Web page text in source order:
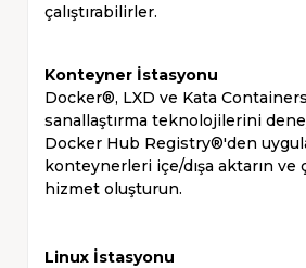
çalıştırabilirler.
Konteyner İstasyonu
Docker®, LXD ve Kata
sanallaştırma teknolojilerini
Docker Hub Registry®'den
konteynerleri içe/dışa aktarın ve
hizmet oluşturun.
Linux İstasyonu